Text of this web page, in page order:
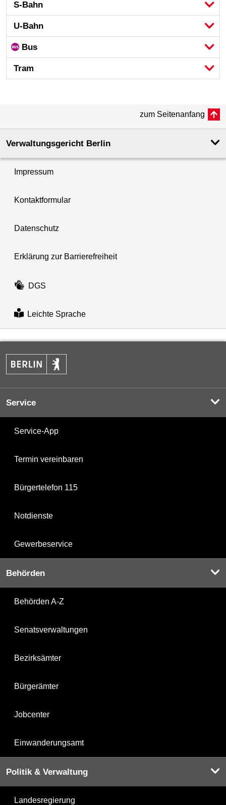
S-Bahn
U-Bahn
Bus
Tram
zum Seitenanfang
Verwaltungsgericht Berlin
Impressum
Kontaktformular
Datenschutz
Erklärung zur Barrierefreiheit
DGS
Leichte Sprache
Service
Service-App
Termin vereinbaren
Bürgertelefon 115
Notdienste
Gewerbeservice
Behörden
Behörden A-Z
Senatsverwaltungen
Bezirksämter
Bürgerämter
Jobcenter
Einwanderungsamt
Politik & Verwaltung
Landesregierung